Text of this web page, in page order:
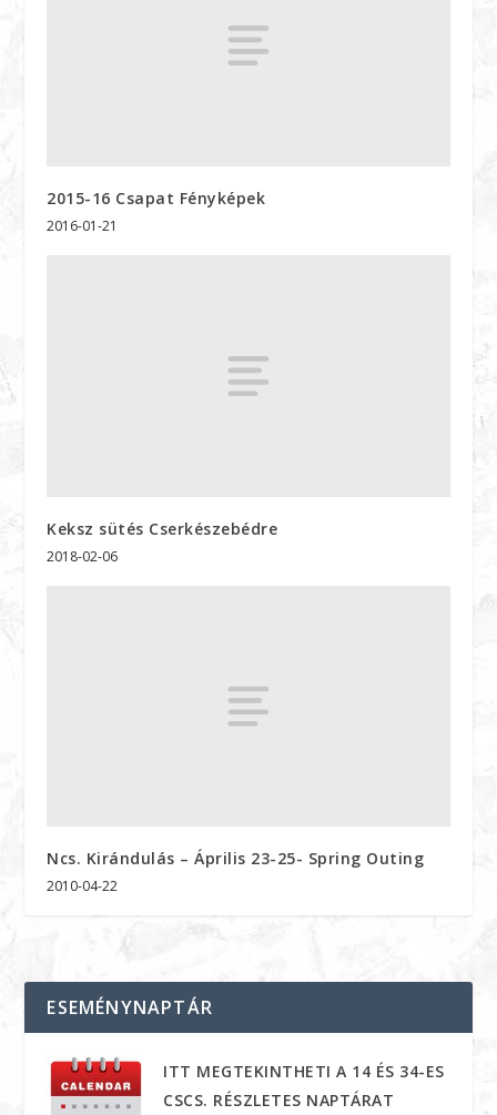
2015-16 Csapat Fényképek
2016-01-21
Keksz sütés Cserkészebédre
2018-02-06
Ncs. Kirándulás – Április 23-25- Spring Outing
2010-04-22
ESEMÉNYNAPTÁR
ITT MEGTEKINTHETI A 14 ÉS 34-ES
CSCS. RÉSZLETES NAPTÁRAT